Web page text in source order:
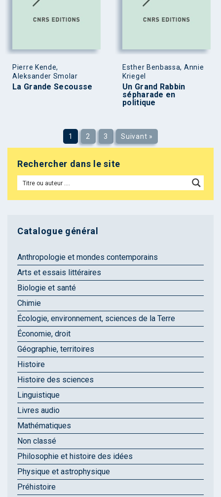
Pierre Kende,
Aleksander Smolar
La Grande Secousse
Esther Benbassa, Annie
Kriegel
Un Grand Rabbin
sépharade en
politique
1 2 3 Suivant »
Rechercher dans le site
Catalogue général
Anthropologie et mondes contemporains
Arts et essais littéraires
Biologie et santé
Chimie
Écologie, environnement, sciences de la Terre
Économie, droit
Géographie, territoires
Histoire
Histoire des sciences
Linguistique
Livres audio
Mathématiques
Non classé
Philosophie et histoire des idées
Physique et astrophysique
Préhistoire